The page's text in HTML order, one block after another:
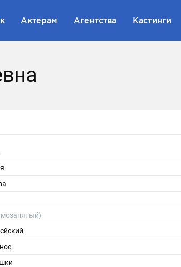
Актерам Агентства Кастинги